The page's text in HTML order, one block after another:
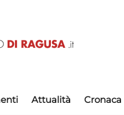
Attualità Cronaca